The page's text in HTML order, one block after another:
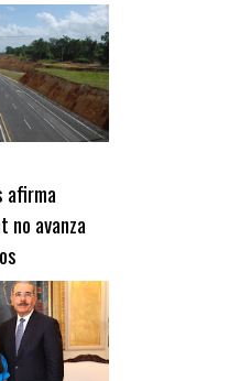
afirma
no avanza